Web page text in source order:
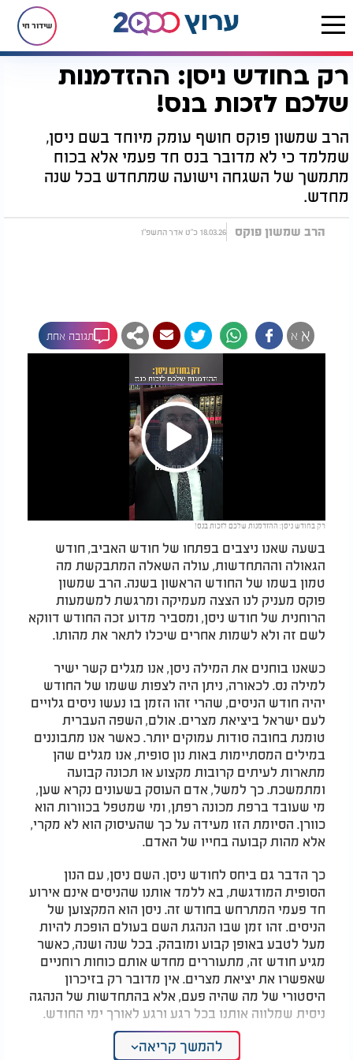
שידור חי
דף הבית יהדות מזלות וחודשים רק בחודש ניסן: ההזדמנות שלכם לזכות בנס!
רק בחודש ניסן: ההזדמנות
שלכם לזכות בנס!
הרב שמשון פוקס חושף עומק מיוחד בשם ניסן,
שמלמד כי לא מדובר בנס חד פעמי אלא בכוח
מתמשך של השגחה וישועה שמתחדש בכל שנה
מחדש.
הרב שמשון פוקס 18.03.26 כ"ט אדר התשפ"ו
א א תגובה אחת
Play
Video
רק בחודש ניסן: ההזדמנות שלכם לזכות בנס!
בשעה שאנו ניצבים בפתחו של חודש האביב, חודש
הגאולה וההתחדשות, עולה השאלה המתבקשת מה
טמון בשמו של החודש הראשון בשנה. הרב שמשון
פוקס מעניק לנו הצצה מעמיקה ומרגשת למשמעות
הרוחנית של חודש ניסן, ומסביר מדוע זכה החודש דווקא
לשם זה ולא לשמות אחרים שיכלו לתאר את מהותו.
כשאנו בוחנים את המילה ניסן, אנו מגלים קשר ישיר
למילה נס. לכאורה, ניתן היה לצפות ששמו של החודש
יהיה חודש הניסים, שהרי זהו הזמן בו נעשו ניסים גלויים
לעם ישראל ביציאת מצרים. אולם, השפה העברית
טומנת בחובה סודות עמוקים יותר. כאשר אנו מתבוננים
במילים המסתיימות באות נון סופית, אנו מגלים שהן
מתארות לעיתים קרובות מקצוע או תכונה קבועה
ומתמשכת. כך למשל, אדם העוסק בשעונים נקרא שען,
מי שעובד ברפת מכונה רפתן, ומי שמטפל בכוורות הוא
כוורן. הסיומת הזו מעידה על כך שהעיסוק הוא לא מקרי,
אלא מהות קבועה בחייו של האדם.
כך הדבר גם ביחס לחודש ניסן. השם ניסן, עם הנון
הסופית המודגשת, בא ללמד אותנו שהניסים אינם אירוע
חד פעמי המתרחש בחודש זה. ניסן הוא המקצוען של
הניסים. זהו זמן שבו הנהגת השם בעולם הופכת להיות
מעל לטבע באופן קבוע ומובהק. בכל שנה ושנה, כאשר
מגיע חודש זה, מתעוררים מחדש אותם כוחות רוחניים
שאפשרו את יציאת מצרים. אין מדובר רק בזיכרון
היסטורי של מה שהיה פעם, אלא בהתחדשות של הנהגה
ניסית שמלווה אותנו בכל רגע ורגע לאורך ימי החודש.
המלצות נוספותלהמשך קריאה